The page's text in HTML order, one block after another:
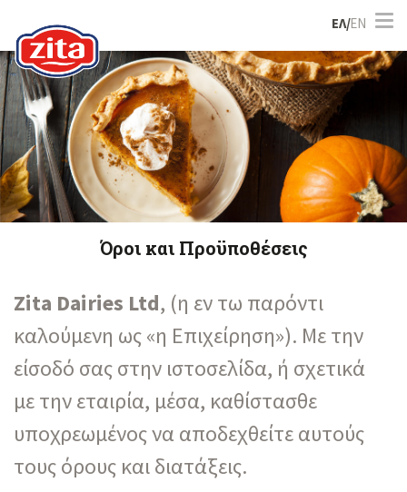
ΕΛ/EN
Όροι και Προϋποθέσεις
Zita Dairies Ltd, (η εν τω παρόντι
καλούμενη ως «η Επιχείρηση»). Με την
είσοδό σας στην ιστοσελίδα, ή σχετικά
με την εταιρία, μέσα, καθίστασθε
υποχρεωμένος να αποδεχθείτε αυτούς
τους όρους και διατάξεις.